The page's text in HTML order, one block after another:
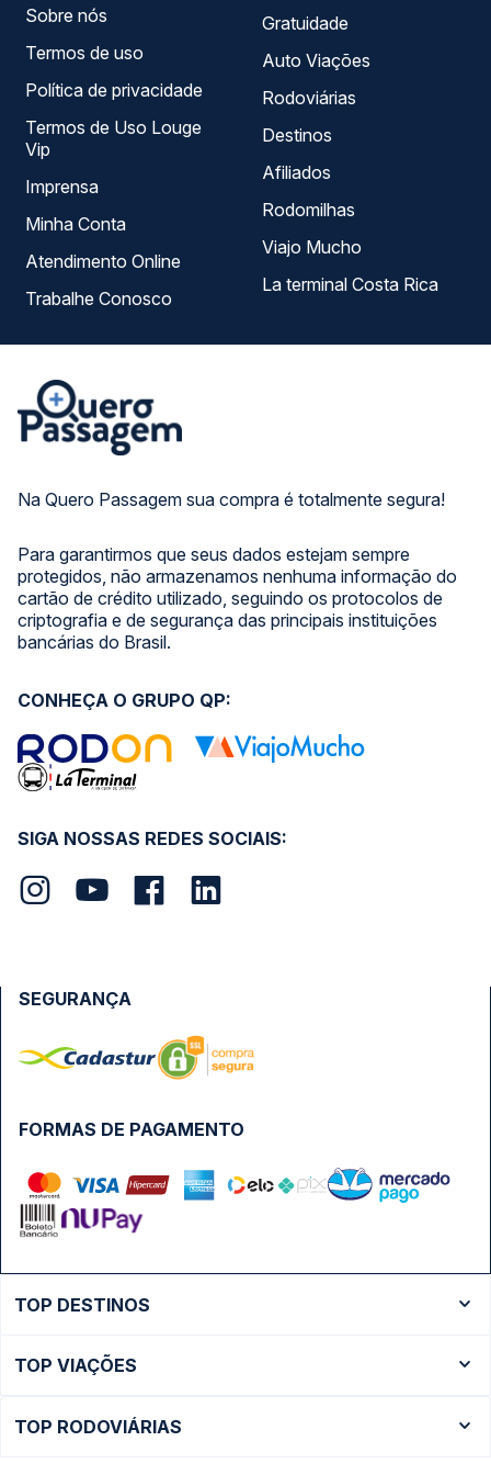
Na Quero Passagem sua compra é totalmente segura!
Para garantirmos que seus dados estejam sempre
protegidos, não armazenamos nenhuma informação do
cartão de crédito utilizado, seguindo os protocolos de
criptografia e de segurança das principais instituições
bancárias do Brasil.
Sobre nós
Termos de uso
Política de privacidade
Termos de Uso Louge
Vip
Imprensa
Minha Conta
Atendimento Online
Trabalhe Conosco
Gratuidade
Auto Viações
Rodoviárias
Destinos
Afiliados
Rodomilhas
Viajo Mucho
La terminal Costa Rica
SIGA NOSSAS REDES SOCIAIS:
CONHEÇA O GRUPO QP:
FORMAS DE PAGAMENTO
SEGURANÇA
TOP DESTINOS
Ônibus São Paulo
TOP VIAÇÕES
TOP RODOVIÁRIAS